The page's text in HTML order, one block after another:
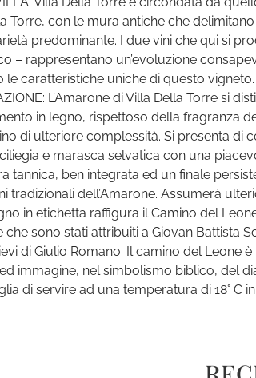
Torre, con le mura antiche che
predominante. I due vini che qui si
– rappresentano un’evoluzione
le caratteristiche uniche di questo vigneto.
L’Amarone di Villa Della Torre si
in legno, rispettoso della fragranza
di ulteriore complessità. Si presenta
e marasca selvatica con una
tannica, ben integrata ed un finale
tradizionali dell’Amarone. Assumerà
in etichetta raffigura il Camino del
che sono stati attribuiti a Giovan Battista
di Giulio Romano. Il camino del
immagine, nel simbolismo biblico, del
di servire ad una temperatura di 18° C